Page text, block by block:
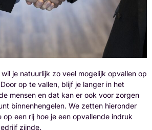
je natuurlijk zo veel mogelijk opvallen op
op te vallen, blijf je langer in het
mensen en dat kan er ook voor zorgen
binnenhengelen. We zetten hieronder
op een rij hoe je een opvallende indruk
zijnde.